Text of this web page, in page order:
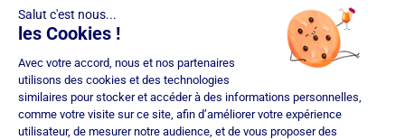
(COBSP), Mandataire d'intermédiaire en opérations de banque et
services de paiement (MIOBSP) de la société Partners Finances
(RCS Nancy n°404 681 496, Mandataire Non Exclusif, ORIAS n°07
036 794) pour le Regroupement de crédits et Courtier d'assurance
ou de réassurance (COA).
Société soumise au contrôle de l'Autorité de Contrôle Prudentiel et
de Résolution (ACPR – site : https://acpr.banque-france.fr/), 4